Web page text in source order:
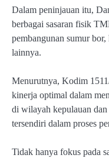
Dalam peninjauan itu,
berbagai sasaran fisik
pembangunan sumur
lainnya.
Menurutnya, Kodim
kinerja optimal dalam
di wilayah kepulauan
tersendiri dalam proses
Tidak hanya fokus pada